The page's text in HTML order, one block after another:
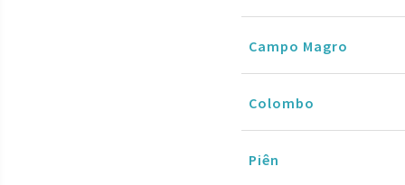
Campo Magro
Colombo
Piên